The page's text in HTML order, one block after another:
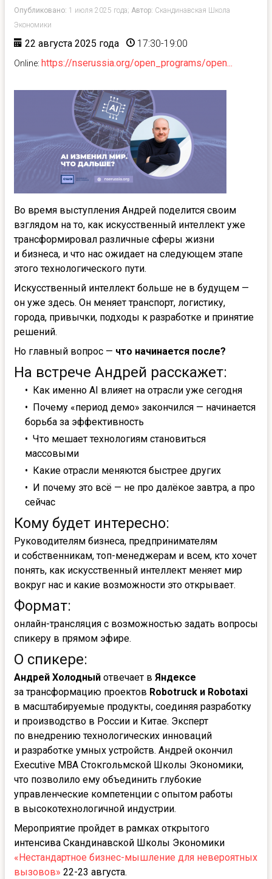
Опубликовано: 1 июля 2025 года; Автор: Скандинавская Школа
Экономики
22 августа 2025 года 17:30-19:00
Online: https://nserussia.org/open_programs/open...
Во время выступления Андрей поделится своим
взглядом на то, как искусственный интеллект уже
трансформировал различные сферы жизни
и бизнеса, и что нас ожидает на следующем этапе
этого технологического пути.
Искусственный интеллект больше не в будущем —
он уже здесь. Он меняет транспорт, логистику,
города, привычки, подходы к разработке и принятие
решений.
Но главный вопрос — что начинается после?
На встрече Андрей расскажет:
Как именно AI влияет на отрасли уже сегодня
Почему «период демо» закончился — начинается
борьба за эффективность
Что мешает технологиям становиться
массовыми
Какие отрасли меняются быстрее других
И почему это всё — не про далёкое завтра, а про
сейчас
Кому будет интересно:
Руководителям бизнеса, предпринимателям
и собственникам, топ-менеджерам и всем, кто хочет
понять, как искусственный интеллект меняет мир
вокруг нас и какие возможности это открывает.
Формат:
онлайн-трансляция с возможностью задать вопросы
спикеру в прямом эфире.
О спикере:
Андрей Холодный отвечает в Яндексе
за трансформацию проектов Robotruck и Robotaxi
в масштабируемые продукты, соединяя разработку
и производство в России и Китае. Эксперт
по внедрению технологических инноваций
и разработке умных устройств. Андрей окончил
Executive MBA Стокгольмской Школы Экономики,
что позволило ему объединить глубокие
управленческие компетенции с опытом работы
в высокотехнологичной индустрии.
Мероприятие пройдет в рамках открытого
интенсива Скандинавской Школы Экономики
«Нестандартное бизнес-мышление для невероятных
вызовов» 22-23 августа.